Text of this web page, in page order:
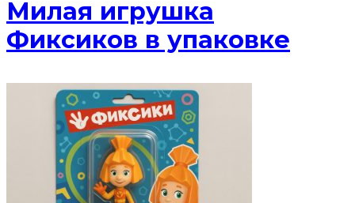
Милая игрушка
Фиксиков в упаковке